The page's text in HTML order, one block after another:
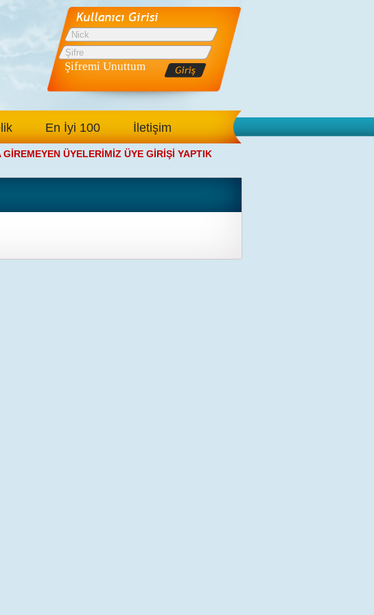
Şifremi Unuttum
En İyi 100 İletişim
ÜYELERİMİZ ÜYE GİRİŞİ YAPTIKTAN SONRA ANA SAYFAMIZDAN